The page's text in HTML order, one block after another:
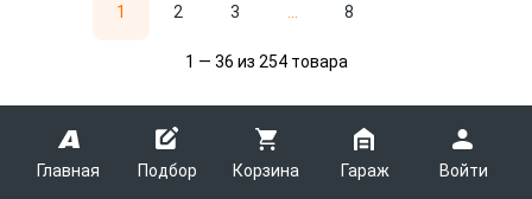
Главная Подбор Корзина Гараж Войти
1 2 3 8
1 — 36 из 254 товара